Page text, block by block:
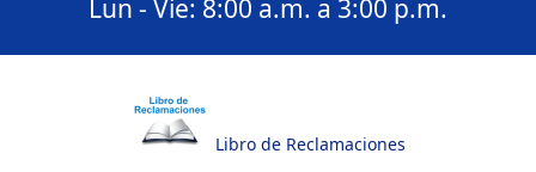
Lun - Vie: 8:00 a.m. a 3:00 p.m.
Libro de Reclamaciones